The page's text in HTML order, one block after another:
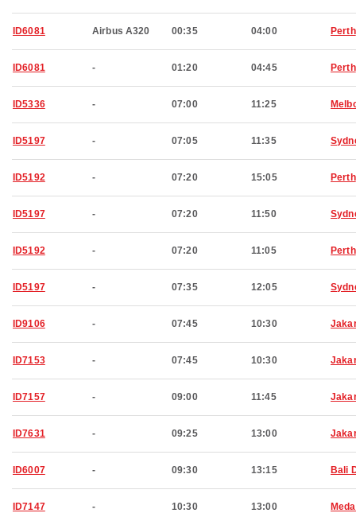
ID6081 Airbus A320 00:35 04:00 Perth
ID6081 - 01:20 04:45 Perth
ID5336 - 07:00 11:25
ID5197 - 07:05 11:35
ID5192 - 07:20 15:05 Perth
ID5197 - 07:20 11:50
ID5192 - 07:20 11:05 Perth
ID5197 - 07:35 12:05
ID9106 - 07:45 10:30
ID7153 - 07:45 10:30
ID7157 - 09:00 11:45
ID7631 - 09:25 13:00
ID6007 - 09:30 13:15 Bali
ID7147 - 10:30 13:00